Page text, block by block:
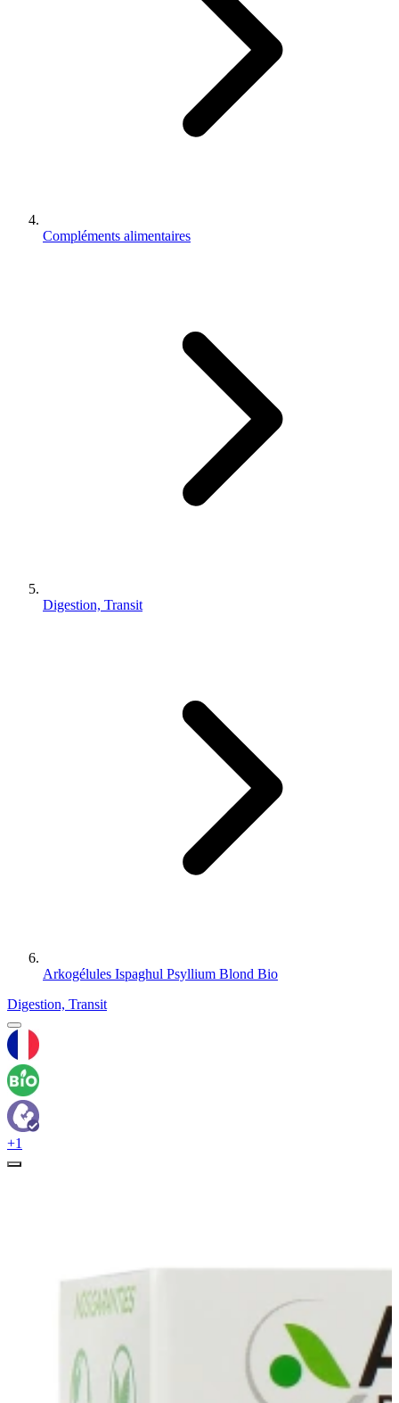
Compléments alimentaires
Digestion, Transit
Arkogélules Ispaghul Psyllium Blond Bio
Digestion, Transit
+1